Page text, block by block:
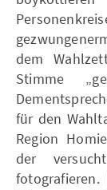
dem
Stimme
für den
Region
der